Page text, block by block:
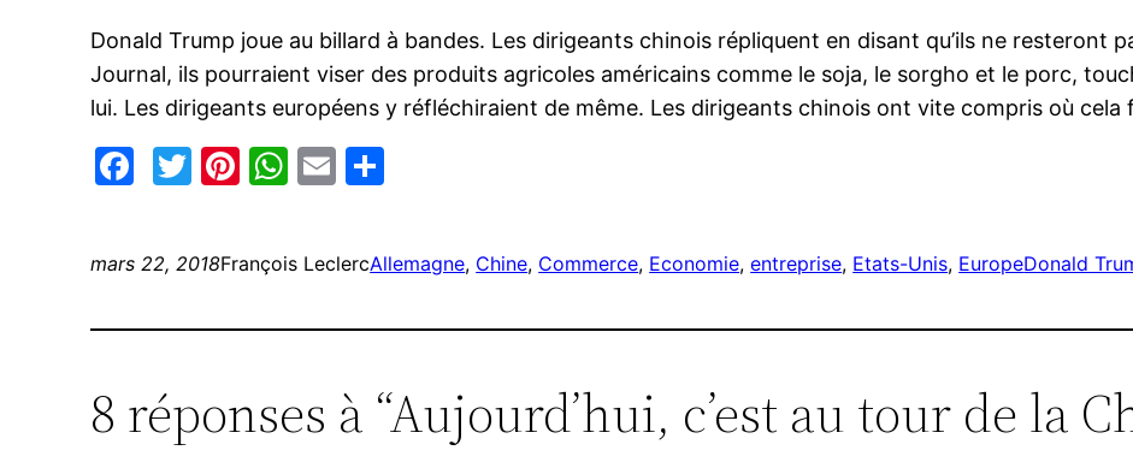
Donald Trump joue au billard à bandes. Les dirigeants chinois répliquent en disant qu’ils ne resteront
Journal, ils pourraient viser des produits agricoles américains comme le soja, le sorgho et le porc,
lui. Les dirigeants européens y réfléchiraient de même. Les dirigeants chinois ont vite compris où cela
Facebook
Twitter
Pinterest
WhatsApp
Email
mars 22, 2018François LeclercAllemagne, Chine, Commerce, Economie, entreprise, Etats-Unis, EuropeDonald
8 réponses à “Aujourd’hui, c’est au tour de la